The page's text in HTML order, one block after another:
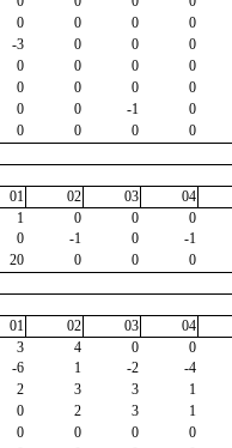
0 0 0 0
-3 0 0 0
0 0 0 0
0 0 0 0
0 0 -1 0
0 0 0 0
01
02 03 04
1 0 0 0
0 -1 0 -1
20 0 0 0
01
02 03 04
3 4 0 0
-6 1 -2 -4
2 3 3 1
0 2 3 1
0 0 0 0